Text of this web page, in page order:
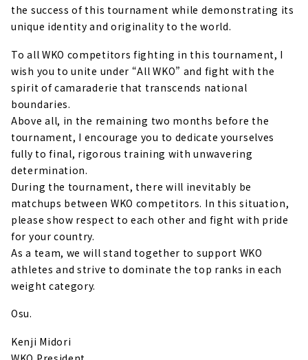
the success of this tournament while demonstrating its
unique identity and originality to the world.
To all WKO competitors fighting in this tournament, I
wish you to unite under “All WKO” and fight with the
spirit of camaraderie that transcends national
boundaries.
Above all, in the remaining two months before the
tournament, I encourage you to dedicate yourselves
fully to final, rigorous training with unwavering
determination.
During the tournament, there will inevitably be
matchups between WKO competitors. In this situation,
please show respect to each other and fight with pride
for your country.
As a team, we will stand together to support WKO
athletes and strive to dominate the top ranks in each
weight category.
Osu.
Kenji Midori